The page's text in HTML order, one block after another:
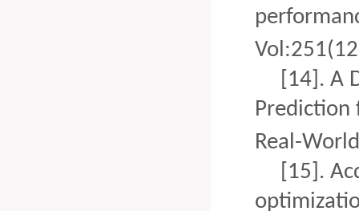
[14]. A
Prediction
Real-
[15].